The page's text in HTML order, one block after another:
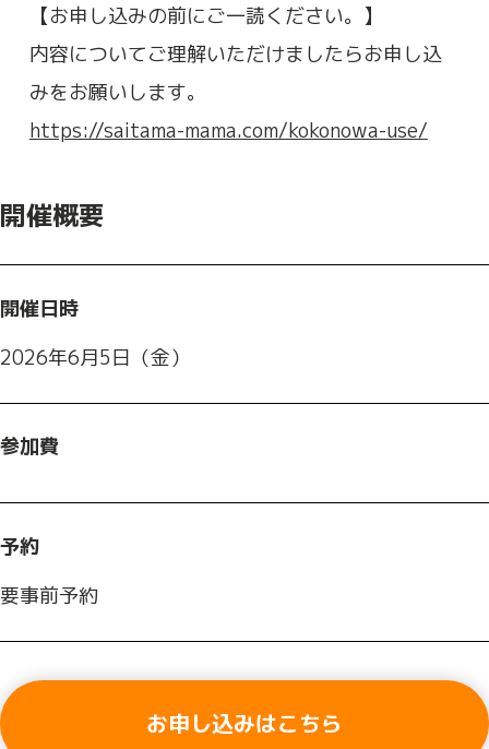
【お申し込みの前にご一読ください。】
内容についてご理解いただけましたらお申し込
みをお願いします。
https://saitama-mama.com/kokonowa-use/
開催概要
開催日時
2026年6月5日（金）
参加費
予約
要事前予約
お申し込みはこちら